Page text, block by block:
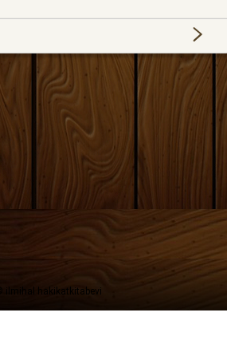
© ilmihal hakikatkitabevi